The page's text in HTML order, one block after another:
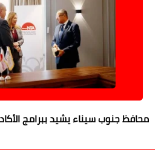
محافظ جنوب سيناء يشيد ببرامج